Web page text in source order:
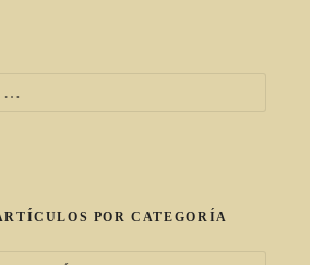
POR CATEGORÍA